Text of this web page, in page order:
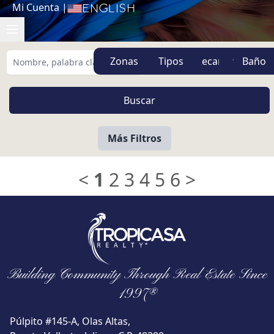
Mi Cuenta | English
Zonas Tipos
Más Filtros
Vista
< 1 2 3 4 5 6 >
Building Community Through Real Estate Since
1997®
Púlpito #145-A, Olas Altas,